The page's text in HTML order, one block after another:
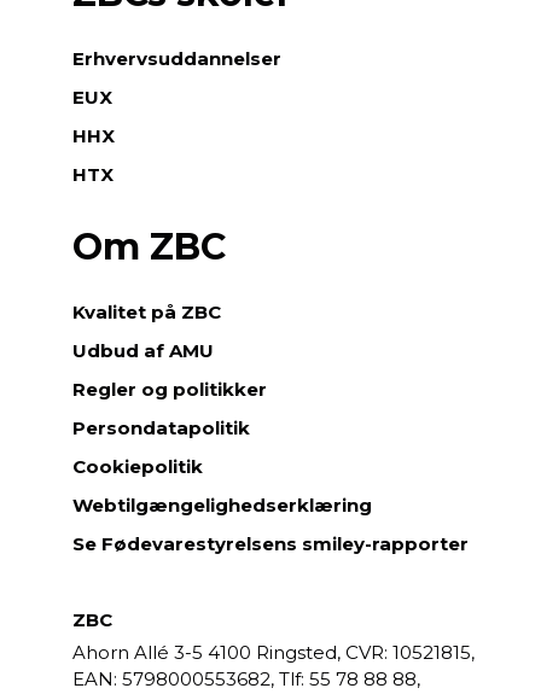
Erhvervsuddannelser
EUX
HHX
HTX
Om ZBC
Kvalitet på ZBC
Udbud af AMU
Regler og politikker
Persondatapolitik
Cookiepolitik
Webtilgængelighedserklæring
Se Fødevarestyrelsens smiley-rapporter
ZBC
Ahorn Allé 3-5 4100 Ringsted, CVR: 10521815,
EAN: 5798000553682,
55 78 88 88,